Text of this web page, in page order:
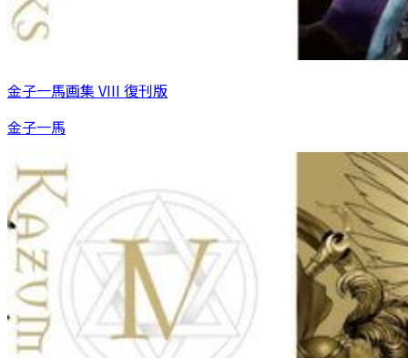
金子一馬画集 VIII 復刊版
金子一馬